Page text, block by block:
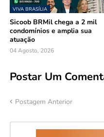
VIVA BRASÍLIA
Sicoob BRMil chega a 2 mil
condomínios e amplia sua
atuação
04 Agosto, 2026
Postar Um
Postagem Anterior